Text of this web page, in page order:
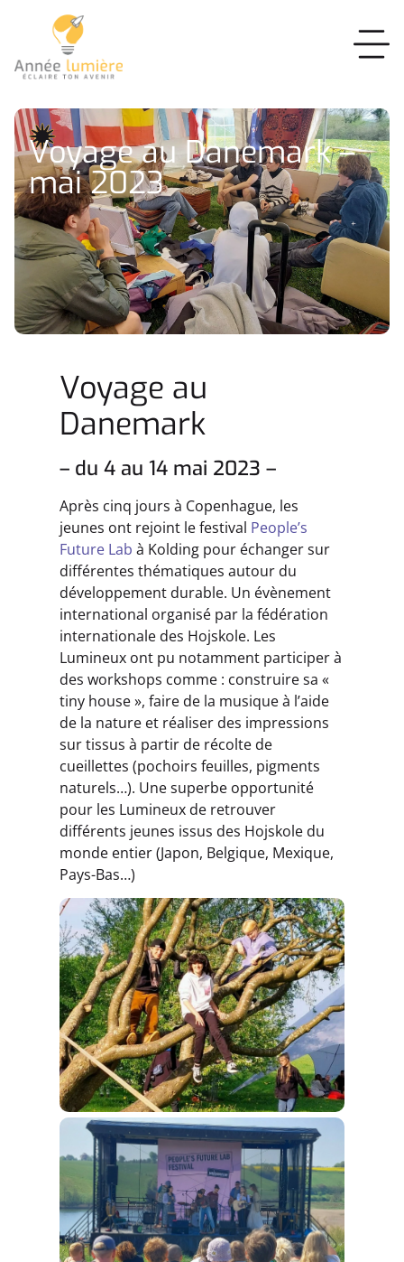
Voyage au Danemark –
mai 2023
Voyage au
Danemark
– du 4 au 14 mai 2023 –
Après cinq jours à Copenhague, les
jeunes ont rejoint le festival People’s
Future Lab à Kolding pour échanger sur
différentes thématiques autour du
développement durable. Un évènement
international organisé par la fédération
internationale des Hojskole. Les
Lumineux ont pu notamment participer à
des workshops comme : construire sa «
tiny house », faire de la musique à l’aide
de la nature et réaliser des impressions
sur tissus à partir de récolte de
cueillettes (pochoirs feuilles, pigments
naturels…). Une superbe opportunité
pour les Lumineux de retrouver
différents jeunes issus des Hojskole du
monde entier (Japon, Belgique, Mexique,
Pays-Bas…)